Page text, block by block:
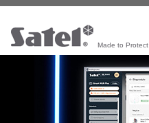
Made to Protect